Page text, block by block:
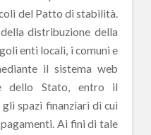
del Patto di stabilità.
distribuzione della
enti locali, i comuni e
il sistema web
dello Stato, entro il
spazi finanziari di cui
Ai fini di tale